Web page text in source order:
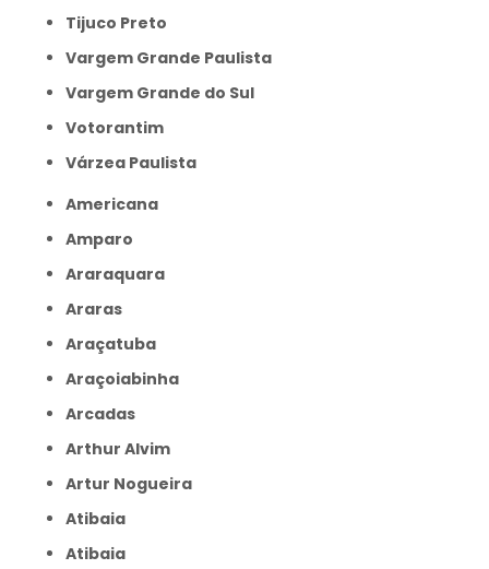
Tijuco Preto
Vargem Grande Paulista
Vargem Grande do Sul
Votorantim
Várzea Paulista
Americana
Amparo
Araraquara
Araras
Araçatuba
Araçoiabinha
Arcadas
Arthur Alvim
Artur Nogueira
Atibaia
Atibaia